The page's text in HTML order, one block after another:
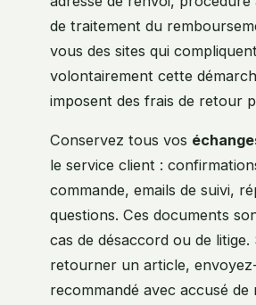
de traitement du
vous des sites qui compliquent
volontairement cette
imposent des frais de retour
Conservez tous vos
le service client :
commande, emails de suivi,
questions. Ces documents
cas de désaccord ou de litige.
retourner un article,
recommandé avec accusé de